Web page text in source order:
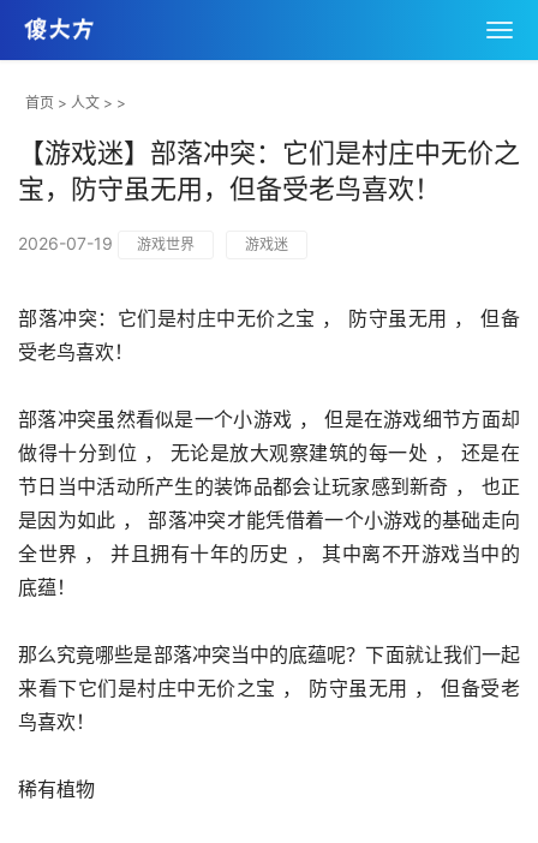
首页 > 人文 > >
【游戏迷】部落冲突：它们是村庄中无价之
宝，防守虽无用，但备受老鸟喜欢！
2026-07-19 游戏世界 游戏迷
部落冲突：它们是村庄中无价之宝 ， 防守虽无用 ， 但备
受老鸟喜欢！
部落冲突虽然看似是一个小游戏 ， 但是在游戏细节方面却
做得十分到位 ， 无论是放大观察建筑的每一处 ， 还是在
节日当中活动所产生的装饰品都会让玩家感到新奇 ， 也正
是因为如此 ， 部落冲突才能凭借着一个小游戏的基础走向
全世界 ， 并且拥有十年的历史 ， 其中离不开游戏当中的
底蕴！
那么究竟哪些是部落冲突当中的底蕴呢？下面就让我们一起
来看下它们是村庄中无价之宝 ， 防守虽无用 ， 但备受老
鸟喜欢！
稀有植物